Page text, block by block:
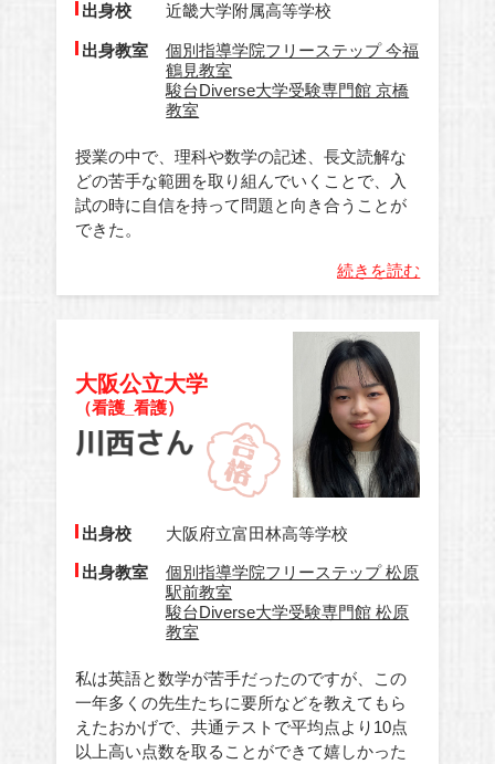
出身校 近畿大学附属高等学校
出身教室
個別指導学院フリーステップ 今福
鶴見教室
駿台Diverse大学受験専門館 京橋
教室
授業の中で、理科や数学の記述、長文読解な
どの苦手な範囲を取り組んでいくことで、入
試の時に自信を持って問題と向き合うことが
できた。
続きを読む
大阪公立大学
（看護_看護）
出身校 大阪府立富田林高等学校
出身教室
個別指導学院フリーステップ 松原
駅前教室
駿台Diverse大学受験専門館 松原
教室
私は英語と数学が苦手だったのですが、この
一年多くの先生たちに要所などを教えてもら
えたおかげで、共通テストで平均点より10点
以上高い点数を取ることができて嬉しかった